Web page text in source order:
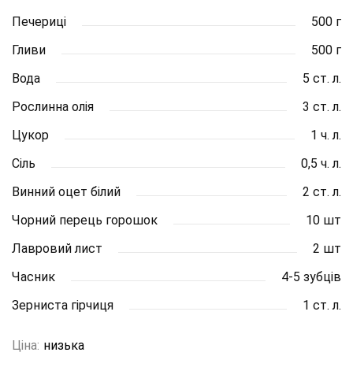
Печериці
500 г
Гливи
500 г
Вода
5 ст. л.
Рослинна олія
3 ст. л.
Цукор
1 ч. л.
Сіль
0,5 ч. л.
Винний оцет білий
2 ст. л.
Чорний перець горошок
10 шт
Лавровий лист
2 шт
Часник
4-5 зубців
Зерниста гірчиця
1 ст. л.
Ціна: низька